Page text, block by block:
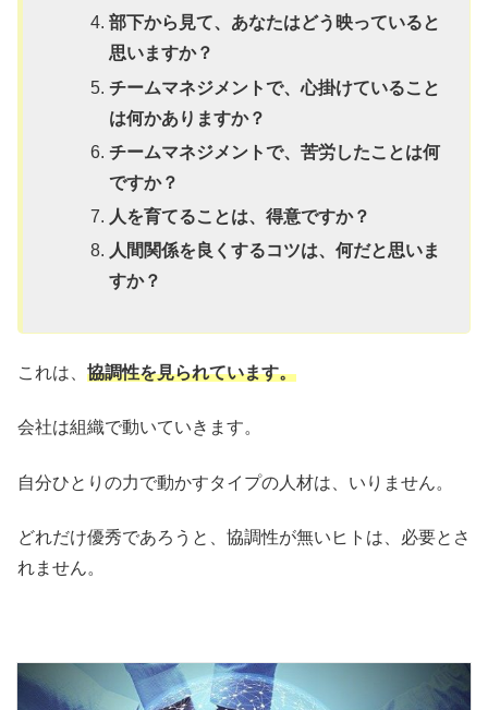
部下から見て、あなたはどう映っていると
思いますか？
チームマネジメントで、心掛けていること
は何かありますか？
チームマネジメントで、苦労したことは何
ですか？
人を育てることは、得意ですか？
人間関係を良くするコツは、何だと思いま
すか？
これは、 協調性を見られています。
会社は組織で動いていきます。
自分ひとりの力で動かすタイプの人材は、いりません。
どれだけ優秀であろうと、協調性が無いヒトは、必要とさ
れません。